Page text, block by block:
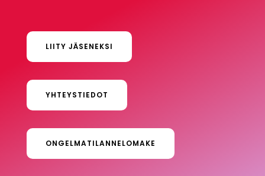
LIITY JÄSENEKSI
YHTEYSTIEDOT
ONGELMATILANNELOMAKE